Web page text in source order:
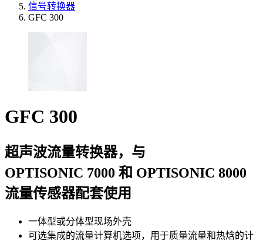
信号转换器
GFC 300
GFC 300
超声波流量转换器，与
OPTISONIC 7000 和 OPTISONIC 8000
流量传感器配套使用
一体型或分体型现场外壳
可选集成的流量计算机选项，用于质量流量和热焓的计